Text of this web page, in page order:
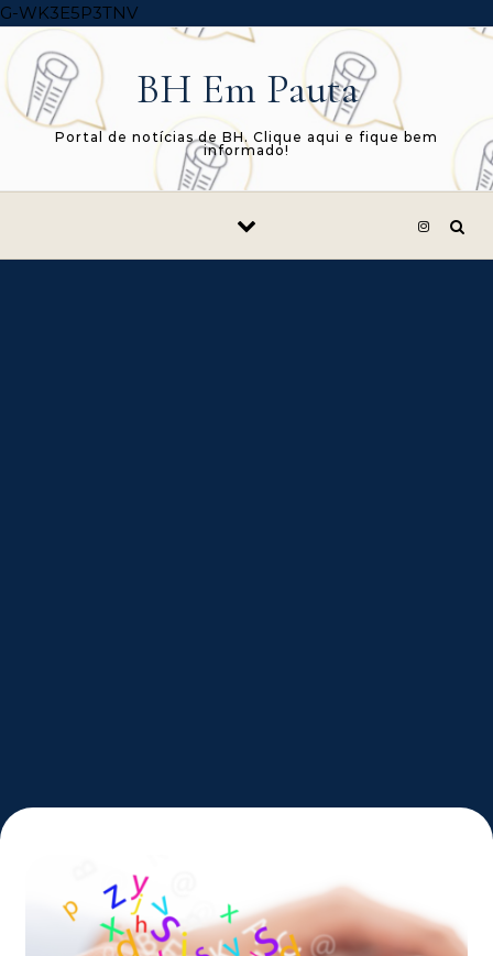
G-WK3E5P3TNVSkip to content
BH Em Pauta
Portal de notícias de BH. Clique aqui e fique bem
informado!